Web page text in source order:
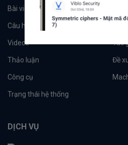
Bài viết
Câu hỏi
Videos Tác
Thảo luận Đề
Công cụ
Trạng thái hệ thống
DỊCH VỤ